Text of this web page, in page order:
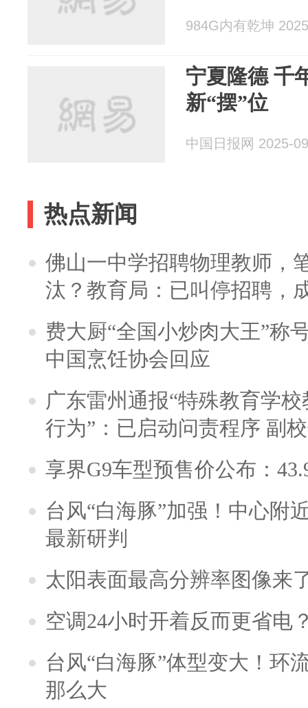
984G内有乾坤
宁夏隆德 千
新“摆”位
中国日报网 2025-
热点新闻
佛山一中学招聘物理教师，
汰？教育局：已叫停招聘，
费大厨“全国小炒肉大王”称
中国烹饪协会回应
广东雷州通报“特殊教育学
行为”：已启动问责程序 副
享界G9车型预售价公布：
台风“白海豚”加强！中心附
最新研判
太阳表面最高分辨率图像来
空调24小时开着反而更省电
台风“白海豚”体型变大！环
那么大